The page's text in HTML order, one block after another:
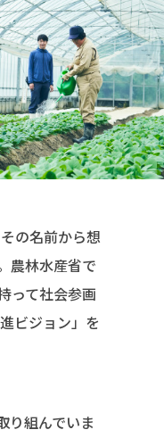
の名前から想
農林水産省で
って社会参画
ビジョン」を
り組んでいま